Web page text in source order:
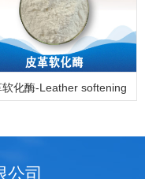
软化酶-Leather softening
公司